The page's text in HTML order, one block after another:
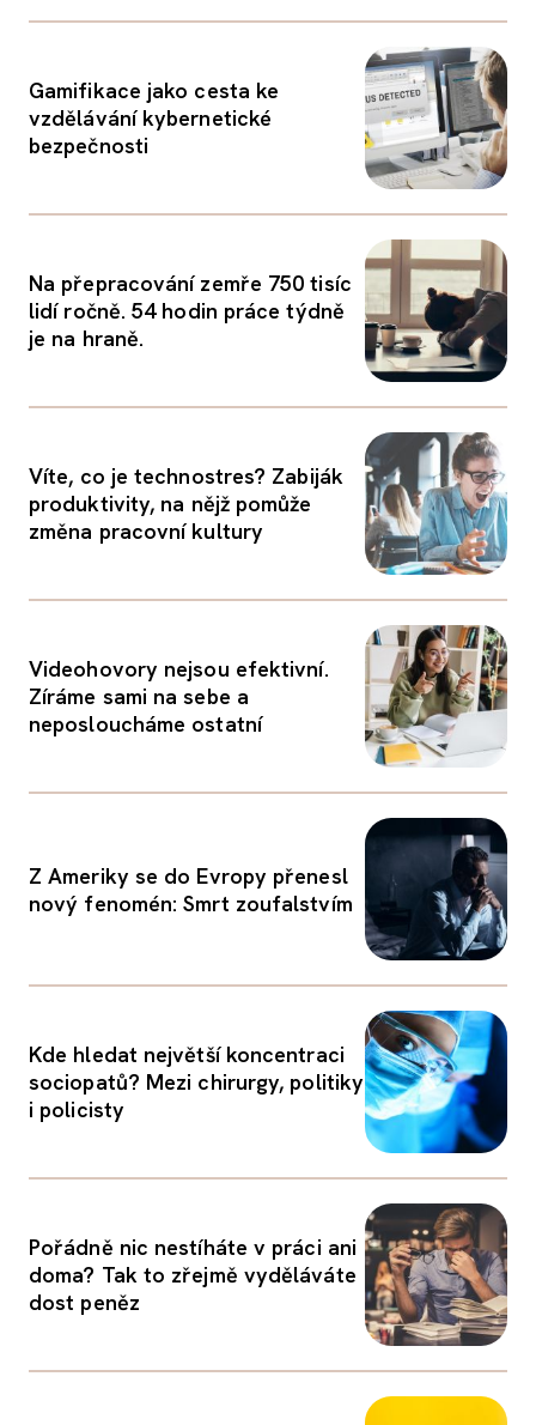
Gamifikace jako cesta ke
vzdělávání kybernetické
bezpečnosti
Na přepracování zemře 750 tisíc
lidí ročně. 54 hodin práce týdně
je na hraně.
Víte, co je technostres? Zabiják
produktivity, na nějž pomůže
změna pracovní kultury
Videohovory nejsou efektivní.
Zíráme sami na sebe a
neposloucháme ostatní
Z Ameriky se do Evropy přenesl
nový fenomén: Smrt zoufalstvím
Kde hledat největší koncentraci
sociopatů? Mezi chirurgy, politiky
i policisty
Pořádně nic nestíháte v práci ani
doma? Tak to zřejmě vyděláváte
dost peněz